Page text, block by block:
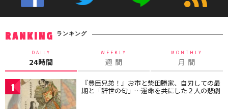
RANKING ランキング
DAILY
24時間
WEEKLY
週 間
MONTHLY
月 間
1 『豊臣兄弟！』お市と柴田勝家、自刃しての最
期と「辞世の句」…運命を共にした２人の悲劇